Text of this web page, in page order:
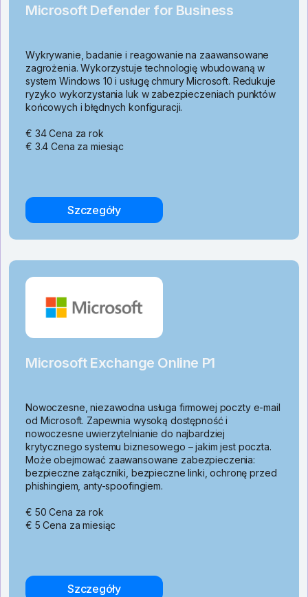
Microsoft Defender for Business
Wykrywanie, badanie i reagowanie na zaawansowane
zagrożenia. Wykorzystuje technologię wbudowaną w
system Windows 10 i usługę chmury Microsoft. Redukuje
ryzyko wykorzystania luk w zabezpieczeniach punktów
końcowych i błędnych konfiguracji.
€ 34 Cena za rok
€ 3.4 Cena za miesiąc
Szczegóły
Microsoft Exchange Online P1
Nowoczesne, niezawodna usługa firmowej poczty e-mail
od Microsoft. Zapewnia wysoką dostępność i
nowoczesne uwierzytelnianie do najbardziej
krytycznego systemu biznesowego – jakim jest poczta.
Może obejmować zaawansowane zabezpieczenia:
bezpieczne załączniki, bezpieczne linki, ochronę przed
phishingiem, anty-spoofingiem.
€ 50 Cena za rok
€ 5 Cena za miesiąc
Szczegóły